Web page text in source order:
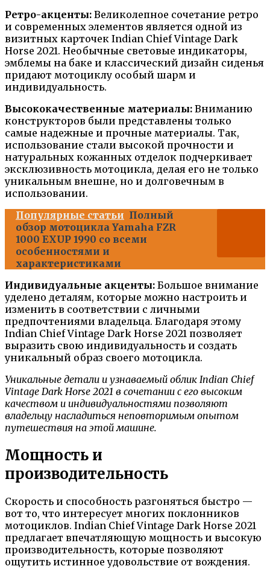
Ретро-акценты: Великолепное сочетание ретро
и современных элементов является одной из
визитных карточек Indian Chief Vintage Dark
Horse 2021. Необычные световые индикаторы,
эмблемы на баке и классический дизайн сиденья
придают мотоциклу особый шарм и
индивидуальность.
Высококачественные материалы: Вниманию
конструкторов были представлены только
самые надежные и прочные материалы. Так,
использование стали высокой прочности и
натуральных кожанных отделок подчеркивает
эксклюзивность мотоцикла, делая его не только
уникальным внешне, но и долговечным в
использовании.
Популярные статьи Полный
обзор мотоцикла Yamaha FZR
1000 EXUP 1990 со всеми
особенностями и
характеристиками
Индивидуальные акценты: Большое внимание
уделено деталям, которые можно настроить и
изменить в соответствии с личными
предпочтениями владельца. Благодаря этому
Indian Chief Vintage Dark Horse 2021 позволяет
выразить свою индивидуальность и создать
уникальный образ своего мотоцикла.
Уникальные детали и узнаваемый облик Indian Chief
Vintage Dark Horse 2021 в сочетании с его высоким
качеством и индивидуальностями позволяют
владельцу насладиться неповторимым опытом
путешествия на этой машине.
Мощность и
производительность
Скорость и способность разгоняться быстро —
вот то, что интересует многих поклонников
мотоциклов. Indian Chief Vintage Dark Horse 2021
предлагает впечатляющую мощность и высокую
производительность, которые позволяют
ощутить истинное удовольствие от вождения.